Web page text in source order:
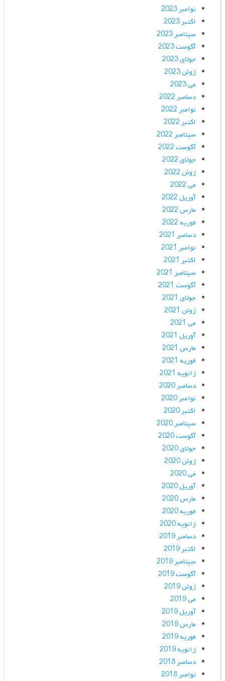
نوامبر 2023
اکتبر 2023
سپتامبر 2023
آگوست 2023
جولای 2023
ژوئن 2023
می 2023
دسامبر 2022
نوامبر 2022
اکتبر 2022
سپتامبر 2022
آگوست 2022
جولای 2022
ژوئن 2022
می 2022
آوریل 2022
مارس 2022
فوریه 2022
دسامبر 2021
نوامبر 2021
اکتبر 2021
سپتامبر 2021
آگوست 2021
جولای 2021
ژوئن 2021
می 2021
آوریل 2021
مارس 2021
فوریه 2021
ژانویه 2021
دسامبر 2020
نوامبر 2020
اکتبر 2020
سپتامبر 2020
آگوست 2020
جولای 2020
ژوئن 2020
می 2020
آوریل 2020
مارس 2020
فوریه 2020
ژانویه 2020
دسامبر 2019
اکتبر 2019
سپتامبر 2019
آگوست 2019
ژوئن 2019
می 2019
آوریل 2019
مارس 2019
فوریه 2019
ژانویه 2019
دسامبر 2018
نوامبر 2018